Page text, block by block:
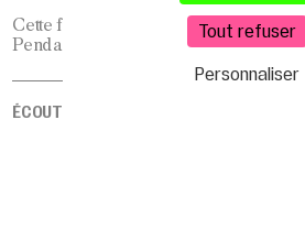
Cette forme sera jouée en première
Penda Diouf,
ÉCOUTEZ LE PODCAST
Tout refuser
Personnaliser